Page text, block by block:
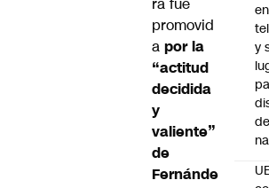
promovid
a por la
“actitud
decidida
y
valiente”
de
Fernánde
en
y